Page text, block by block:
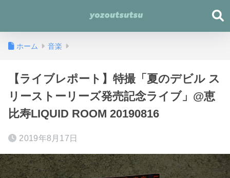
ホーム 音楽
【ライブレポート】特撮「夏のデビル ス
リーストーリーズ発売記念ライブ」@恵
比寿LIQUID ROOM 20190816
2019年8月17日